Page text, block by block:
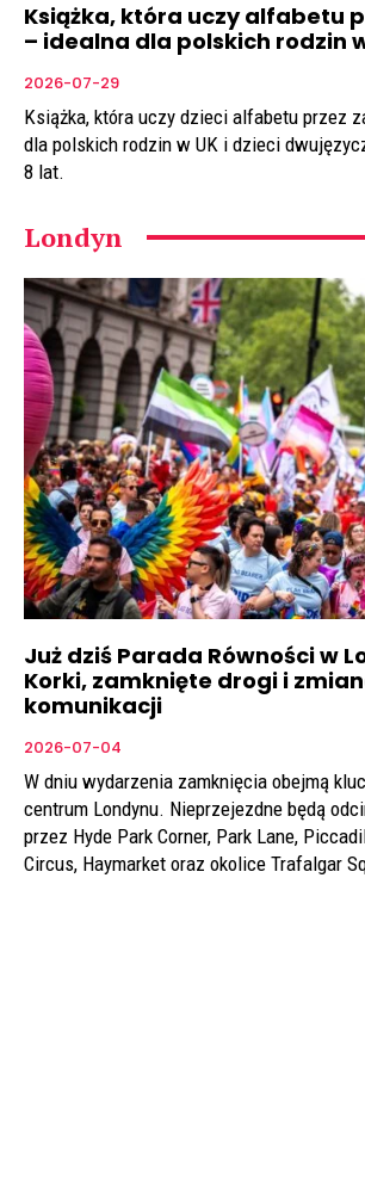
Książka, która uczy alfabetu
– idealna dla polskich rodzin
2026-07-29
Książka, która uczy dzieci alfabetu przez
dla polskich rodzin w UK i dzieci
8 lat.
Londyn
Już dziś Parada Równości w
Korki, zamknięte drogi i
komunikacji
2026-07-04
W dniu wydarzenia zamknięcia obejmą
centrum Londynu. Nieprzejezdne będą
przez Hyde Park Corner, Park Lane,
Circus, Haymarket oraz okolice Trafalgar